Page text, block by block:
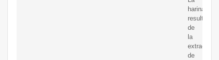
harina
resultante
de
la
extracción
de